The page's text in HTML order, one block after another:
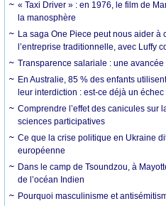
« Taxi Driver » : en 1976, le film de
la manosphère
La saga One Piece peut nous aider à
l’entreprise traditionnelle, avec Luffy
Transparence salariale : une avancée
En Australie, 85 % des enfants
leur interdiction : est-ce déjà un échec
Comprendre l’effet des canicules sur
sciences participatives
Ce que la crise politique en Ukraine
européenne
Dans le camp de Tsoundzou, à
de l’océan Indien
Pourquoi masculinisme et